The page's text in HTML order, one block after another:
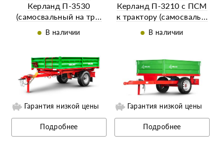
Керланд П-3530
(самосвальный на тр…
В наличии
Гарантия низкой цены
Подробнее
Керланд П-3210 с ПСМ
к трактору (самосваль…
В наличии
Ещё 25 фотографий
Гарантия низкой цены
Подробнее